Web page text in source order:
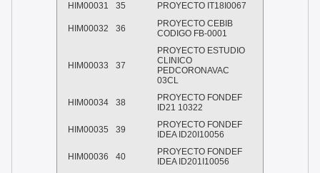
HIM00031
35 PROYECTO IT18I0067
HIM00032 36
PROYECTO CEBIB
CODIGO FB-0001
HIM00033 37
PROYECTO ESTUDIO
CLINICO
PEDCORONAVAC
03CL
HIM00034 38
PROYECTO FONDEF
ID21 10322
HIM00035 39
PROYECTO FONDEF
IDEA ID20I10056
HIM00036 40
PROYECTO FONDEF
IDEA ID201I10056